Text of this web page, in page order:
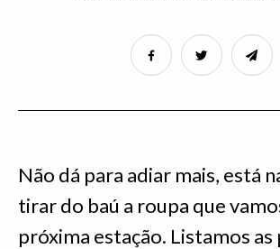
Não dá para adiar mais, está
tirar do baú a roupa que
próxima estação. Listamos as